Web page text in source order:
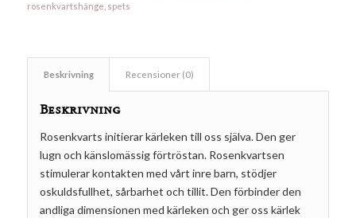
rosenkvartshänge spets
Beskrivning Recensioner (0)
Beskrivning
Rosenkvarts initierar kärleken till oss själva. Den ger
lugn och känslomässig förtröstan. Rosenkvartsen
stimulerar kontakten med vårt inre barn, stödjer
oskuldsfullhet, sårbarhet och tillit. Den förbinder den
andliga dimensionen med kärleken och ger oss kärlek